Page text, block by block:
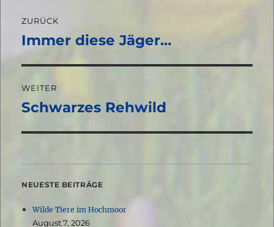
ZURÜCK
Vorheriger
Beitrag:
Immer diese Jäger…
WEITER
Nächster
Schwarzes Rehwild
NEUESTE BEITRÄGE
Wilde Tiere im Hochmoor
August 7, 2026